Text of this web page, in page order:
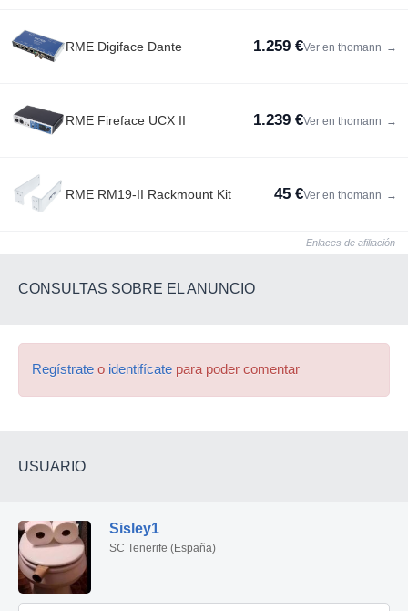
RME Digiface Dante 1.259 €Ver en thomann →
RME Fireface UCX II 1.239 €Ver en thomann →
RME RM19-II Rackmount Kit 45 €Ver en thomann →
Enlaces de afiliación
CONSULTAS SOBRE EL ANUNCIO
Regístrate o identifícate para poder comentar
USUARIO
Sisley1
SC Tenerife (España)